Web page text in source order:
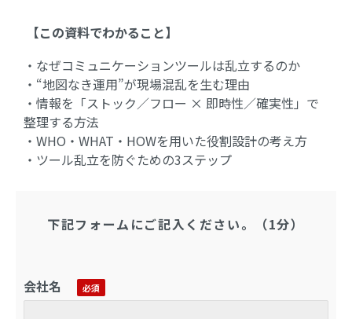
【この資料でわかること】
・なぜコミュニケーションツールは乱立するのか
・“地図なき運用”が現場混乱を生む理由
・情報を「ストック／フロー × 即時性／確実性」で
整理する方法
・WHO・WHAT・HOWを用いた役割設計の考え方
・ツール乱立を防ぐための3ステップ
下記フォームにご記入ください。（1分）
会社名